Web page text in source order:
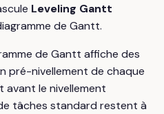
Leveling Gantt
de Gantt.
de Gantt affiche des
pré-nivellement de chaque
avant le nivellement
tâches standard restent à